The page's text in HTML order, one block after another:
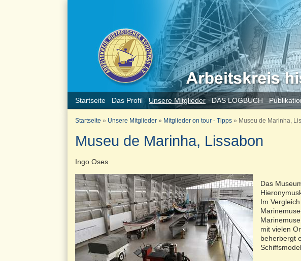
Startseite Das Profil Unsere Mitglieder DAS LOGBUCH
Startseite » Unsere Mitglieder » Mitglieder on tour - Tipps » Museu de Marinha,
Museu de Marinha, Lissabon
Ingo Oses
Das
Im
mit vielen
beherbergt